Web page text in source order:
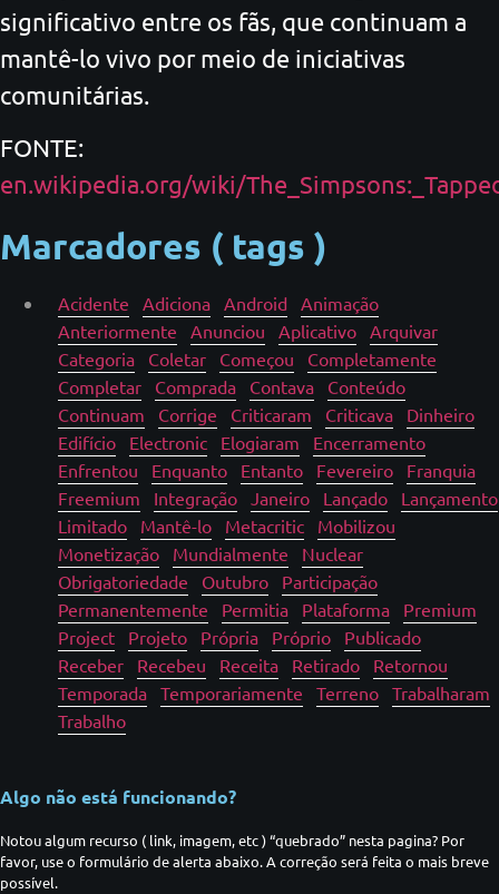
significativo entre os fãs, que continuam a
mantê-lo vivo por meio de iniciativas
comunitárias.
FONTE:
en.wikipedia.org/wiki/
Marcadores ( tags )
Acidente Adiciona Android Animação
Anteriormente
Anunciou Aplicativo Arquivar
Categoria
Coletar Começou
Completamente
Completar
Comprada Contava
Conteúdo
Continuam
Corrige Criticaram Criticava
Dinheiro
Edifício
Electronic Elogiaram
Encerramento
Enfrentou
Enquanto Entanto Fevereiro
Franquia
Freemium
Integração Janeiro Lançado
Lançamento
Limitado
Mantê-lo Metacritic
Mobilizou
Monetização
Mundialmente
Nuclear
Obrigatoriedade
Outubro
Participação
Permanentemente
Permitia Plataforma
Premium
Project
Projeto Própria Próprio
Publicado
Receber
Recebeu Receita Retirado
Retornou
Temporada Temporariamente Terreno Trabalharam
Trabalho
Algo não está funcionando?
Notou algum recurso ( link, imagem, etc ) “quebrado” nesta pagina? Por
favor, use o formulário de alerta abaixo. A correção será feita o mais breve
possível.